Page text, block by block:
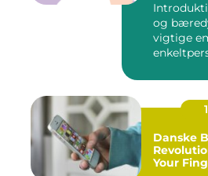
og
vigtige
Danske
Your